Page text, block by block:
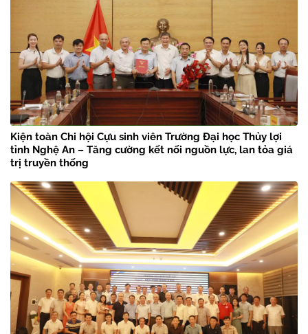
Kiện toàn Chi hội Cựu sinh viên Trường Đại học Thủy lợi
tỉnh Nghệ An – Tăng cường kết nối nguồn lực, lan tỏa giá
trị truyền thống